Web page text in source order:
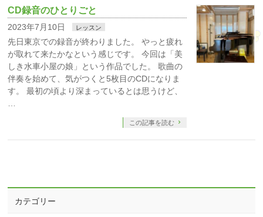
CD録音のひとりごと
2023年7月10日 レッスン
先日東京での録音が終わりました。 やっと疲れ
が取れて来たかなという感じです。 今回は「美
しき水車小屋の娘」という作品でした。 歌曲の
伴奏を始めて、気がつくと5枚目のCDになりま
す。 最初の頃より深まっているとは思うけど、
この記事を読む
カテゴリー